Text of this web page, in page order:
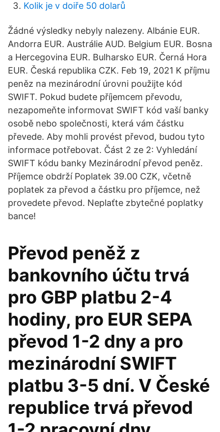
Kolik je v doiře 50 dolarů
Žádné výsledky nebyly nalezeny. Albánie EUR.
Andorra EUR. Austrálie AUD. Belgium EUR. Bosna
a Hercegovina EUR. Bulharsko EUR. Černá Hora
EUR. Česká republika CZK. Feb 19, 2021 K příjmu
peněz na mezinárodní úrovni použijte kód
SWIFT. Pokud budete příjemcem převodu,
nezapomeňte informovat SWIFT kód vaší banky
osobě nebo společnosti, která vám částku
převede. Aby mohli provést převod, budou tyto
informace potřebovat. Část 2 ze 2: Vyhledání
SWIFT kódu banky Mezinárodní převod peněz.
Příjemce obdrží Poplatek 39.00 CZK, včetně
poplatek za převod a částku pro příjemce, než
provedete převod. Neplaťte zbytečné poplatky
bance!
Převod peněž z
bankovního účtu trvá
pro GBP platbu 2-4
hodiny, pro EUR SEPA
převod 1-2 dny a pro
mezinárodní SWIFT
platbu 3-5 dní. V České
republice trvá převod